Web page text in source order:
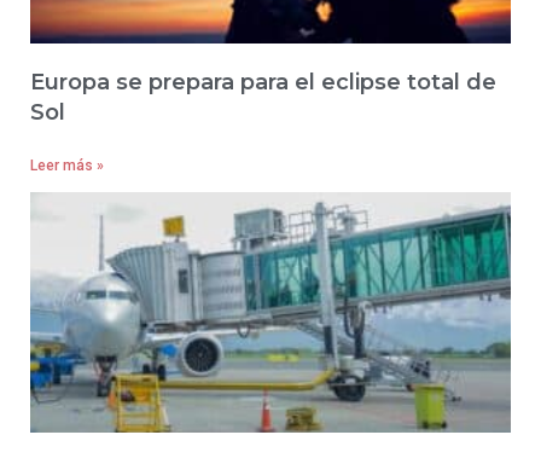
Europa se prepara para el eclipse total de
Sol
Leer más »